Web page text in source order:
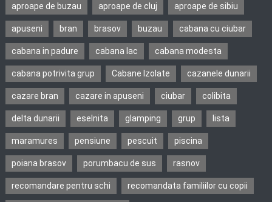
aproape de buzau aproape de cluj aproape de sibiu
apuseni bran brasov buzau cabana cu ciubar
cabana in padure cabana lac cabana modesta
cabana potrivita grup Cabane Izolate cazanele dunarii
cazare bran cazare in apuseni ciubar colibita
delta dunarii eselnita glamping grup lista
maramures pensiune pescuit piscina
poiana brasov porumbacu de sus rasnov
recomandare pentru schi recomandata familiilor cu copii